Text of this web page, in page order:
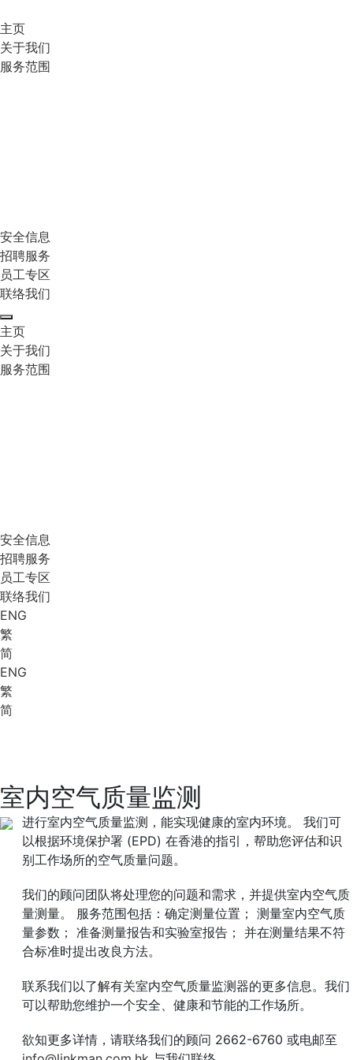
主页
关于我们
服务范围
安全信息
招聘服务
员工专区
联络我们
主页
关于我们
服务范围
安全信息
招聘服务
员工专区
联络我们
ENG
繁
简
ENG
繁
简
室内空气质量监测
进行室内空气质量监测，能实现健康的室内环境。 我们可
以根据环境保护署 (EPD) 在香港的指引，帮助您评估和识
别工作场所的空气质量问题。
我们的顾问团队将处理您的问题和需求，并提供室内空气质
量测量。 服务范围包括：确定测量位置； 测量室内空气质
量参数； 准备测量报告和实验室报告； 并在测量结果不符
合标准时提出改良方法。
联系我们以了解有关室内空气质量监测器的更多信息。我们
可以帮助您维护一个安全、健康和节能的工作场所。
欲知更多详情，请联络我们的顾问 2662-6760 或电邮至